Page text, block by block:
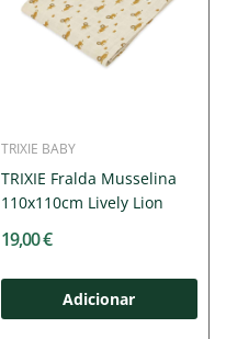
TRIXIE BABY
TRIXIE Fralda Musselina
110x110cm Lively Lion
19,00 €
Adicionar